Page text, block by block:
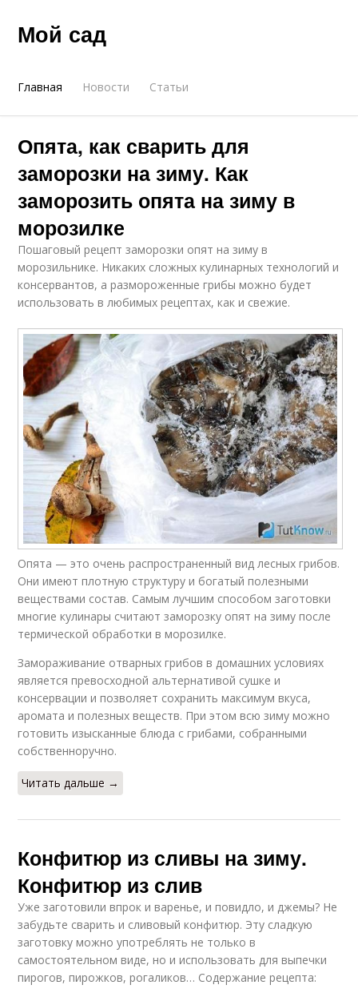
Мой сад
Главная Новости Статьи
Опята, как сварить для
заморозки на зиму. Как
заморозить опята на зиму в
морозилке
Пошаговый рецепт заморозки опят на зиму в
морозильнике. Никаких сложных кулинарных технологий и
консервантов, а размороженные грибы можно будет
использовать в любимых рецептах, как и свежие.
Опята — это очень распространенный вид лесных грибов.
Они имеют плотную структуру и богатый полезными
веществами состав. Самым лучшим способом заготовки
многие кулинары считают заморозку опят на зиму после
термической обработки в морозилке.
Замораживание отварных грибов в домашних условиях
является превосходной альтернативой сушке и
консервации и позволяет сохранить максимум вкуса,
аромата и полезных веществ. При этом всю зиму можно
готовить изысканные блюда с грибами, собранными
собственноручно.
Читать дальше →
Конфитюр из сливы на зиму.
Конфитюр из слив
Уже заготовили впрок и варенье, и повидло, и джемы? Не
забудьте сварить и сливовый конфитюр. Эту сладкую
заготовку можно употреблять не только в
самостоятельном виде, но и использовать для выпечки
пирогов, пирожков, рогаликов… Содержание рецепта: